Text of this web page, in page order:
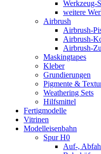
Werkzeug-
weitere
Airbrush
Airbrush-
Airbrush-
Airbrush-
Maskingtapes
Kleber
Grundierungen
Pigmente &
Weathering Sets
Hilfsmittel
Fertigmodelle
Vitrinen
Modelleisenbahn
Spur H0
Auf-,